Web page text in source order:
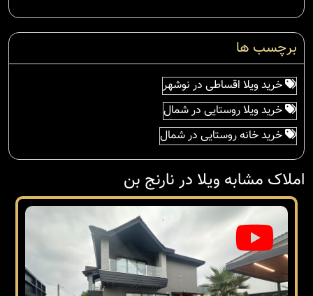
برچسب ها
خرید ویلا اقساطی در نوشهر
خرید ویلا روستایی در شمال
خرید خانه روستایی در شمال
املاک مشابه ویلا در نارنج بن